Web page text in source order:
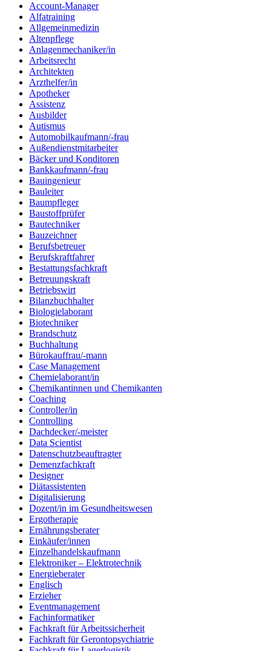
Account-Manager
Alfatraining
Allgemeinmedizin
Altenpflege
Anlagenmechaniker/in
Arbeitsrecht
Architekten
Arzthelfer/in
Apotheker
Assistenz
Ausbilder
Autismus
Automobilkaufmann/-frau
Außendienstmitarbeiter
Bäcker und Konditoren
Bankkaufmann/-frau
Bauingenieur
Bauleiter
Baumpfleger
Baustoffprüfer
Bautechniker
Bauzeichner
Berufsbetreuer
Berufskraftfahrer
Bestattungsfachkraft
Betreuungskraft
Betriebswirt
Bilanzbuchhalter
Biologielaborant
Biotechniker
Brandschutz
Buchhaltung
Bürokauffrau/-mann
Case Management
Chemielaborant/in
Chemikantinnen und Chemikanten
Coaching
Controller/in
Controlling
Dachdecker/-meister
Data Scientist
Datenschutzbeauftragter
Demenzfachkraft
Designer
Diätassistenten
Digitalisierung
Dozent/in im Gesundheitswesen
Ergotherapie
Ernährungsberater
Einkäufer/innen
Einzelhandelskaufmann
Elektroniker – Elektrotechnik
Energieberater
Englisch
Erzieher
Eventmanagement
Fachinformatiker
Fachkraft für Arbeitssicherheit
Fachkraft für Gerontopsychiatrie